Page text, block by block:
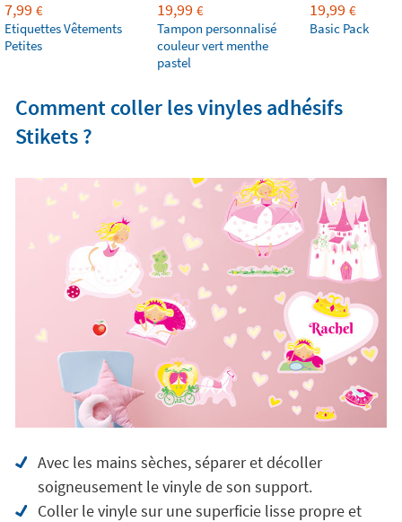
7,99 €
Etiquettes Vêtements
Petites
19,99 €
Tampon personnalisé
couleur vert menthe
pastel
19,99 €
Basic Pack
Comment coller les vinyles adhésifs
Stikets ?
Avec les mains sèches, séparer et décoller
soigneusement le vinyle de son support.
Coller le vinyle sur une superficie lisse propre et